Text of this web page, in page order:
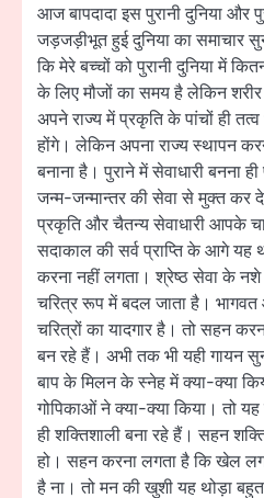
आज बापदादा इस पुरानी दुनिया और
जड़जड़ीभूत हुई दुनिया का समाचार
कि मेरे बच्चों को पुरानी दुनिया में
के लिए मौजों का समय है लेकिन
अपने राज्य में प्रकृति के पांचों ही तत्व
होंगे। लेकिन अपना राज्य स्थापन
बनाना है। पुराने में सेवाधारी बनना
जन्म-जन्मान्तर की सेवा से मुक्त
प्रकृति और चैतन्य सेवाधारी आपके
सदाकाल की सर्व प्राप्ति के आगे
करना नहीं लगता। श्रेष्ठ सेवा के
चरित्र रूप में बदल जाता है।
चरित्रों का यादगार है। तो सहन
बन रहे हैं। अभी तक भी यही गायन
बाप के मिलन के स्नेह में क्या-क्या
गोपिकाओं ने क्या-क्या किया। तो
ही शक्तिशाली बना रहे हैं। सहन
हो। सहन करना लगता है कि खेल
है ना। तो मन की खुशी यह थोड़ा